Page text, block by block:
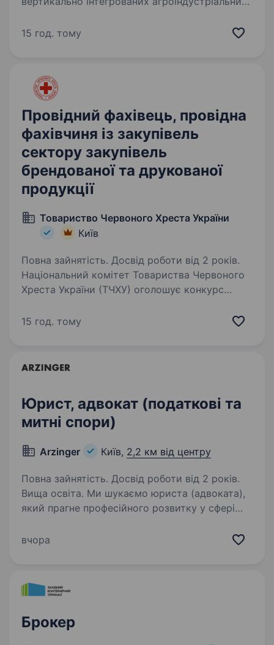
З 2006 року акції компанії розміщені
15 год. тому
Провідний фахівець, провідна
фахівчиня із закупівель
сектору закупівель
брендованої та друкованої
продукції
Товариство Червоного Хреста України
Київ
Повна зайнятість. Досвід роботи від 2 років.
Національний комітет Товариства Червоного
Хреста України (ТЧХУ) оголошує конкурс
закупівель сектору закупівлі брендованої
15 год. тому
Юрист, адвокат (податкові та
митні спори)
Arzinger Київ, 2,2 км від центру
Повна зайнятість. Досвід роботи від 2 років.
Вища освіта. Ми шукаємо юриста (адвоката),
який прагне професійного розвитку у сфері
до складних, але цікавих завдань, роботи з
вчора
Брокер